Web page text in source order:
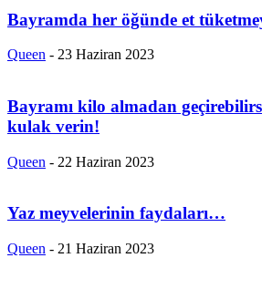
Bayramda her öğünde et
Queen - 23 Haziran 2023
Bayramı kilo almadan
kulak verin!
Queen - 22 Haziran 2023
Yaz meyvelerinin faydaları…
Queen - 21 Haziran 2023